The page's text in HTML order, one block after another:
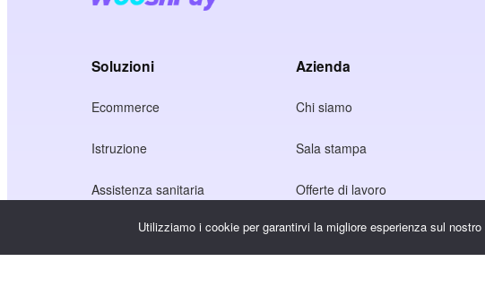
Soluzioni
Ecommerce
Istruzione
Assistenza sanitaria
Economia dei creatori
Azienda
Chi siamo
Sala stampa
Offerte di lavoro
Termini di servizio
Utilizziamo i cookie per garantirvi la migliore esperienza sul